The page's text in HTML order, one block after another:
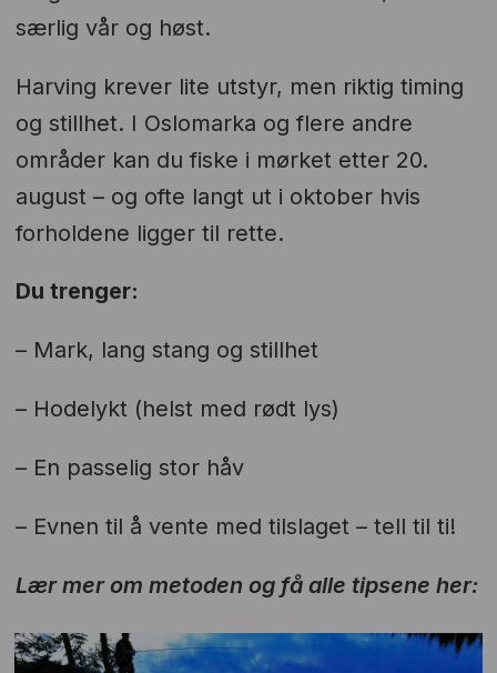
særlig vår og høst.
Harving krever lite utstyr, men riktig timing
og stillhet. I Oslomarka og flere andre
områder kan du fiske i mørket etter 20.
august – og ofte langt ut i oktober hvis
forholdene ligger til rette.
Du trenger:
– Mark, lang stang og stillhet
– Hodelykt (helst med rødt lys)
– En passelig stor håv
– Evnen til å vente med tilslaget – tell til ti!
Lær mer om metoden og få alle tipsene her: